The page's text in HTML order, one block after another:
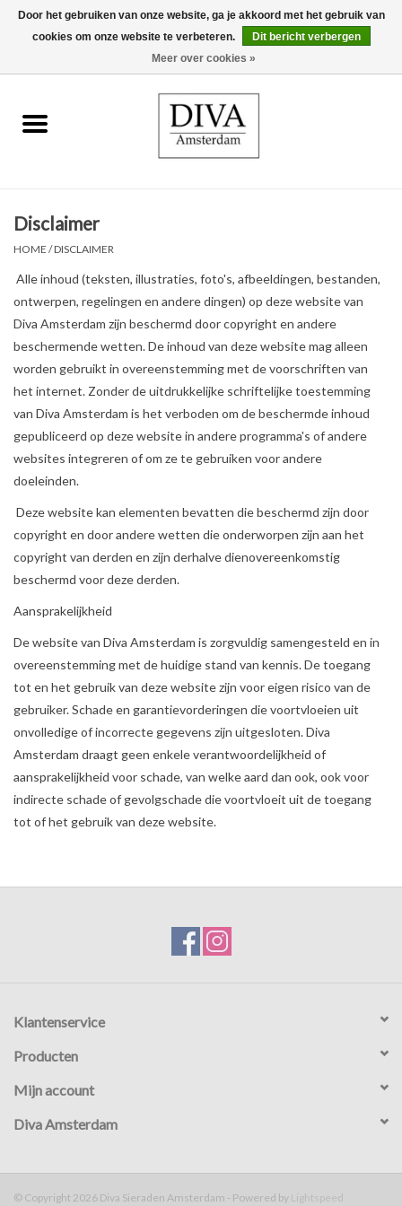
0 Artikelen - €0,00
Oorbellen
Armbanden
Broches
Accessoires
Cadeaubon
Merken
Over DIVA
Disclaimer
HOME /DISCLAIMER
Alle inhoud (teksten, illustraties, foto's, afbeeldingen, bestanden,
ontwerpen, regelingen en andere dingen) op deze website van
Diva Amsterdam zijn beschermd door copyright en andere
beschermende wetten. De inhoud van deze website mag alleen
worden gebruikt in overeenstemming met de voorschriften van
het internet. Zonder de uitdrukkelijke schriftelijke toestemming
van Diva Amsterdam is het verboden om de beschermde inhoud
gepubliceerd op deze website in andere programma's of andere
websites integreren of om ze te gebruiken voor andere
doeleinden.
Deze website kan elementen bevatten die beschermd zijn door
copyright en door andere wetten die onderworpen zijn aan het
copyright van derden en zijn derhalve dienovereenkomstig
beschermd voor deze derden.
Aansprakelijkheid
De website van Diva Amsterdam is zorgvuldig samengesteld en in
overeenstemming met de huidige stand van kennis. De toegang
tot en het gebruik van deze website zijn voor eigen risico van de
gebruiker. Schade en garantievorderingen die voortvloeien uit
onvolledige of incorrecte gegevens zijn uitgesloten. Diva
Amsterdam draagt geen enkele verantwoordelijkheid of
aansprakelijkheid voor schade, van welke aard dan ook, ook voor
indirecte schade of gevolgschade die voortvloeit uit de toegang
tot of het gebruik van deze website.
Klantenservice
Producten
Mijn account
Diva Amsterdam
© Copyright 2026 Diva Sieraden Amsterdam - Powered by Lightspeed
Door het gebruiken van onze website, ga je akkoord met het gebruik van
cookies om onze website te verbeteren.
Dit bericht verbergen
Meer over cookies »